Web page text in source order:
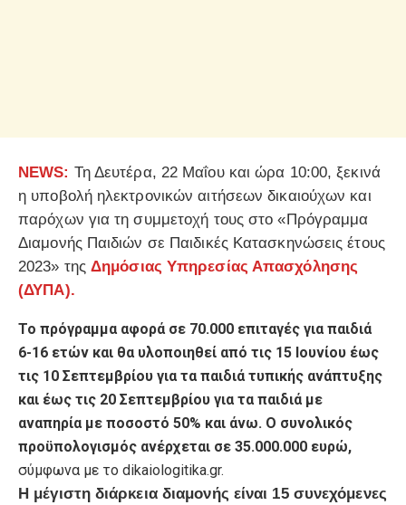
ΝΕWS: Τη Δευτέρα, 22 Μαΐου και ώρα 10:00, ξεκινά
η υποβολή ηλεκτρονικών αιτήσεων δικαιούχων και
παρόχων για τη συμμετοχή τους στο «Πρόγραμμα
Διαμονής Παιδιών σε Παιδικές Κατασκηνώσεις έτους
2023» της Δημόσιας Υπηρεσίας Απασχόλησης
(ΔΥΠΑ).
Το πρόγραμμα αφορά σε 70.000 επιταγές για παιδιά
6-16 ετών και θα υλοποιηθεί από τις 15 Ιουνίου έως
τις 10 Σεπτεμβρίου για τα παιδιά τυπικής ανάπτυξης
και έως τις 20 Σεπτεμβρίου για τα παιδιά με
αναπηρία με ποσοστό 50% και άνω. Ο συνολικός
προϋπολογισμός ανέρχεται σε 35.000.000 ευρώ,
σύμφωνα με το dikaiologitika.gr.
Η μέγιστη διάρκεια διαμονής είναι 15 συνεχόμενες